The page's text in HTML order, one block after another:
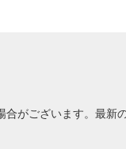
がございます。最新